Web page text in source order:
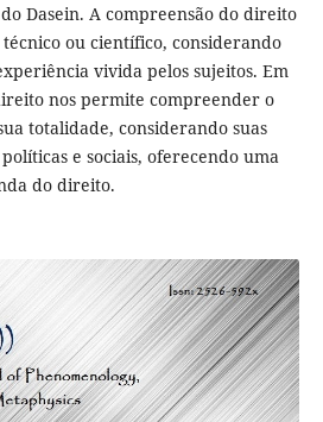
Dasein. A compreensão do direito
ou científico, considerando
vivida pelos sujeitos. Em
nos permite compreender o
totalidade, considerando suas
e sociais, oferecendo uma
do direito.